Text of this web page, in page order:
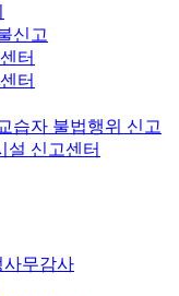
신고
터
터
습자 불법행위 신고
설 신고센터
사무감사